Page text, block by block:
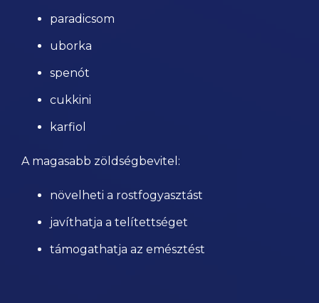
paradicsom
uborka
spenót
cukkini
karfiol
A magasabb zöldségbevitel:
növelheti a rostfogyasztást
javíthatja a telítettséget
támogathatja az emésztést